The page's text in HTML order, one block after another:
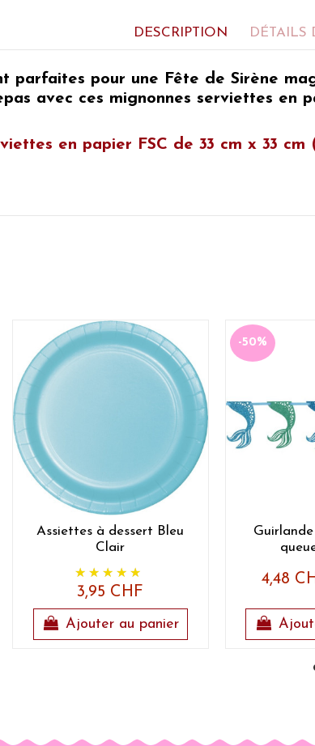
DESCRIPTION DÉTAILS
parfaites pour une Fête de Sirène
avec ces mignonnes serviettes en
en papier FSC de 33 cm x 33 cm
Assiettes à dessert Bleu
Clair
3,95 CHF
Ajouter au panier
-50%
4,48